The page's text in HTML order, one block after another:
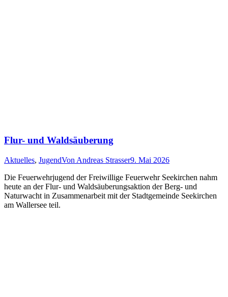
Flur- und Waldsäuberung
Aktuelles, JugendVon Andreas Strasser9. Mai 2026
Die Feuerwehrjugend der Freiwillige Feuerwehr Seekirchen nahm
heute an der Flur- und Waldsäuberungsaktion der Berg- und
Naturwacht in Zusammenarbeit mit der Stadtgemeinde Seekirchen
am Wallersee teil.